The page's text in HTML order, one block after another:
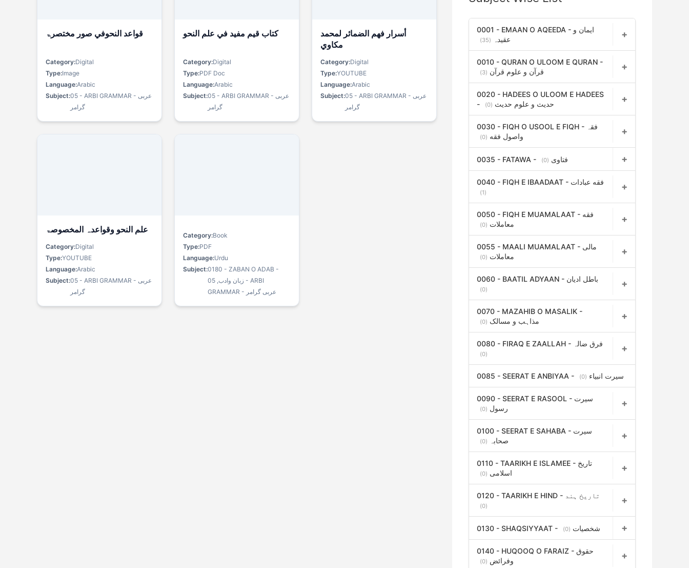
قواعد النحوفي صور مختصرۃ
Category:Digital
Type:Image
Language:Arabic
Subject:05 - ARBI GRAMMAR - عربی
گرامر
کتاب قیم مفید في علم النحو
Category:Digital
Type:PDF Doc
Language:Arabic
Subject:05 - ARBI GRAMMAR - عربی
گرامر
أسرار فھم الضمائر لمحمد
مکاوي
Category:Digital
Type:YOUTUBE
Language:Arabic
Subject:05 - ARBI GRAMMAR - عربی
گرامر
علم النحو وقواعدہ المخصوصۃ
Category:Digital
Type:YOUTUBE
Language:Arabic
Subject:05 - ARBI GRAMMAR - عربی
گرامر
Category:Book
Type:PDF
Language:Urdu
Subject:0180 - ZABAN O ADAB -
زبان وادب, 05 - ARBI
GRAMMAR - عربی گرامر
0001 - EMAAN O AQEEDA - ایمان و
عقیدہ
(35)
0010 - QURAN O ULOOM E QURAN -
قرآن و علوم قرآن (3)
0020 - HADEES O ULOOM E HADEES
- حدیث و علوم حدیث (0)
0030 - FIQH O USOOL E FIQH - فقہ
واصول فقه (0)
0035 - FATAWA - فتاوی (0)
0040 - FIQH E IBAADAAT - فقه عبادات
(1)
0050 - FIQH E MUAMALAAT - فقه
معاملات (0)
0055 - MAALI MUAMALAAT - مالی
معاملات (0)
0060 - BAATIL ADYAAN - باطل ادیان
(0)
0070 - MAZAHIB O MASALIK -
مذاہب و مسالک (0)
0080 - FIRAQ E ZAALLAH - فرق ضالہ
(0)
0085 - SEERAT E ANBIYAA - سیرت انبیاء (0)
0090 - SEERAT E RASOOL - سیرت
رسول (0)
0100 - SEERAT E SAHABA - سیرت
صحابہ
(0)
0110 - TAARIKH E ISLAMEE - تاریخ
اسلامی (0)
0120 - TAARIKH E HIND - تاریخ ہند
(0)
0130 - SHAQSIYYAAT - شخصیات (0)
0140 - HUQOOQ O FARAIZ - حقوق
وفرائض (0)